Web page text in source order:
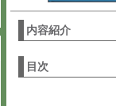
内容紹介
目次